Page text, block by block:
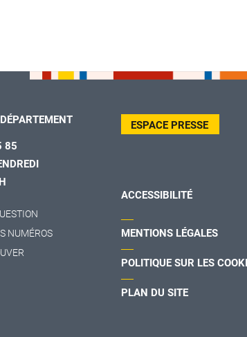
85
NUMÉROS
ESPACE PRESSE
ACCESSIBILITÉ
MENTIONS LÉGALES
POLITIQUE SUR LES
PLAN DU SITE